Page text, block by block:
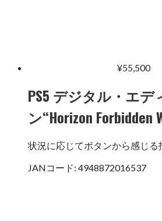
¥55,500
PS5 デジタル・エデ
ン“Horizon Forbidden
状況に応じてボタンから感じ
JANコード: 4948872016537